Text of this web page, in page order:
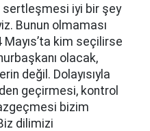
sertleşmesi iyi bir şey
Bunun olmaması
kim seçilirse
olacak,
değil. Dolayısıyla
geçirmesi, kontrol
bizim
dilimizi